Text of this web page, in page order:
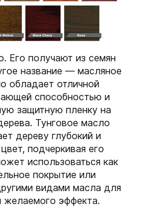
Его получают из семян
название — масляное
обладает отличной
способностью и
защитную пленку на
Тунговое масло
дереву глубокий и
подчеркивая его
использоваться как
покрытие или
видами масла для
желаемого эффекта.